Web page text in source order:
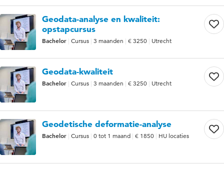
Geodata-analyse en kwaliteit:
opstapcursus
Bachelor Cursus 3 maanden € 3250 Utrecht
Geodata-kwaliteit
Bachelor Cursus 3 maanden € 3250 Utrecht
Geodetische deformatie-analyse
Bachelor Cursus 0 tot 1 maand € 1850 HU locaties